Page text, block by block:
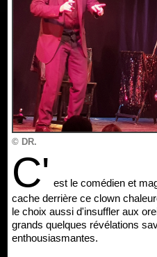
© DR.
C' est le comédien et
cache derrière ce clown
le choix aussi d'insuffler aux
grands quelques révélations
enthousiasmantes.